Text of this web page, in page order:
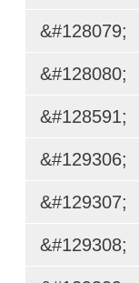
&#128079;
&#128080;
&#128591;
&#129306;
&#129307;
&#129308;